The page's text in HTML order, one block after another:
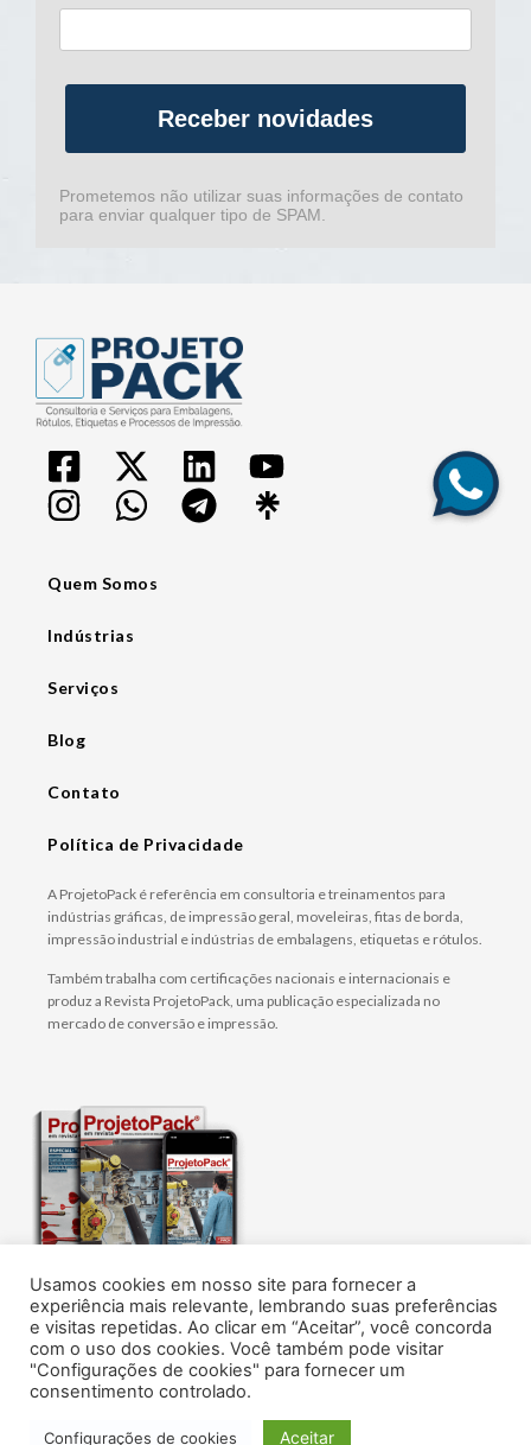
Receber novidades
Prometemos não utilizar suas informações de contato
para enviar qualquer tipo de SPAM.
Quem Somos
Indústrias
Serviços
Blog
Contato
Política de Privacidade
A ProjetoPack é referência em consultoria e treinamentos para
indústrias gráficas, de impressão geral, moveleiras, fitas de borda,
impressão industrial e indústrias de embalagens, etiquetas e rótulos.
Também trabalha com certificações nacionais e internacionais e
produz a Revista ProjetoPack, uma publicação especializada no
mercado de conversão e impressão.
O melhor conteúdo sobre tecnologia, design e
gestão de embalagens flexíveis, rótulos e
impressão.
Assine agora!
© AN1
Usamos cookies em nosso site para fornecer a
experiência mais relevante, lembrando suas preferências
e visitas repetidas. Ao clicar em “Aceitar”, você concorda
com o uso dos cookies. Você também pode visitar
"Configurações de cookies" para fornecer um
consentimento controlado.
Configurações de cookies Aceitar